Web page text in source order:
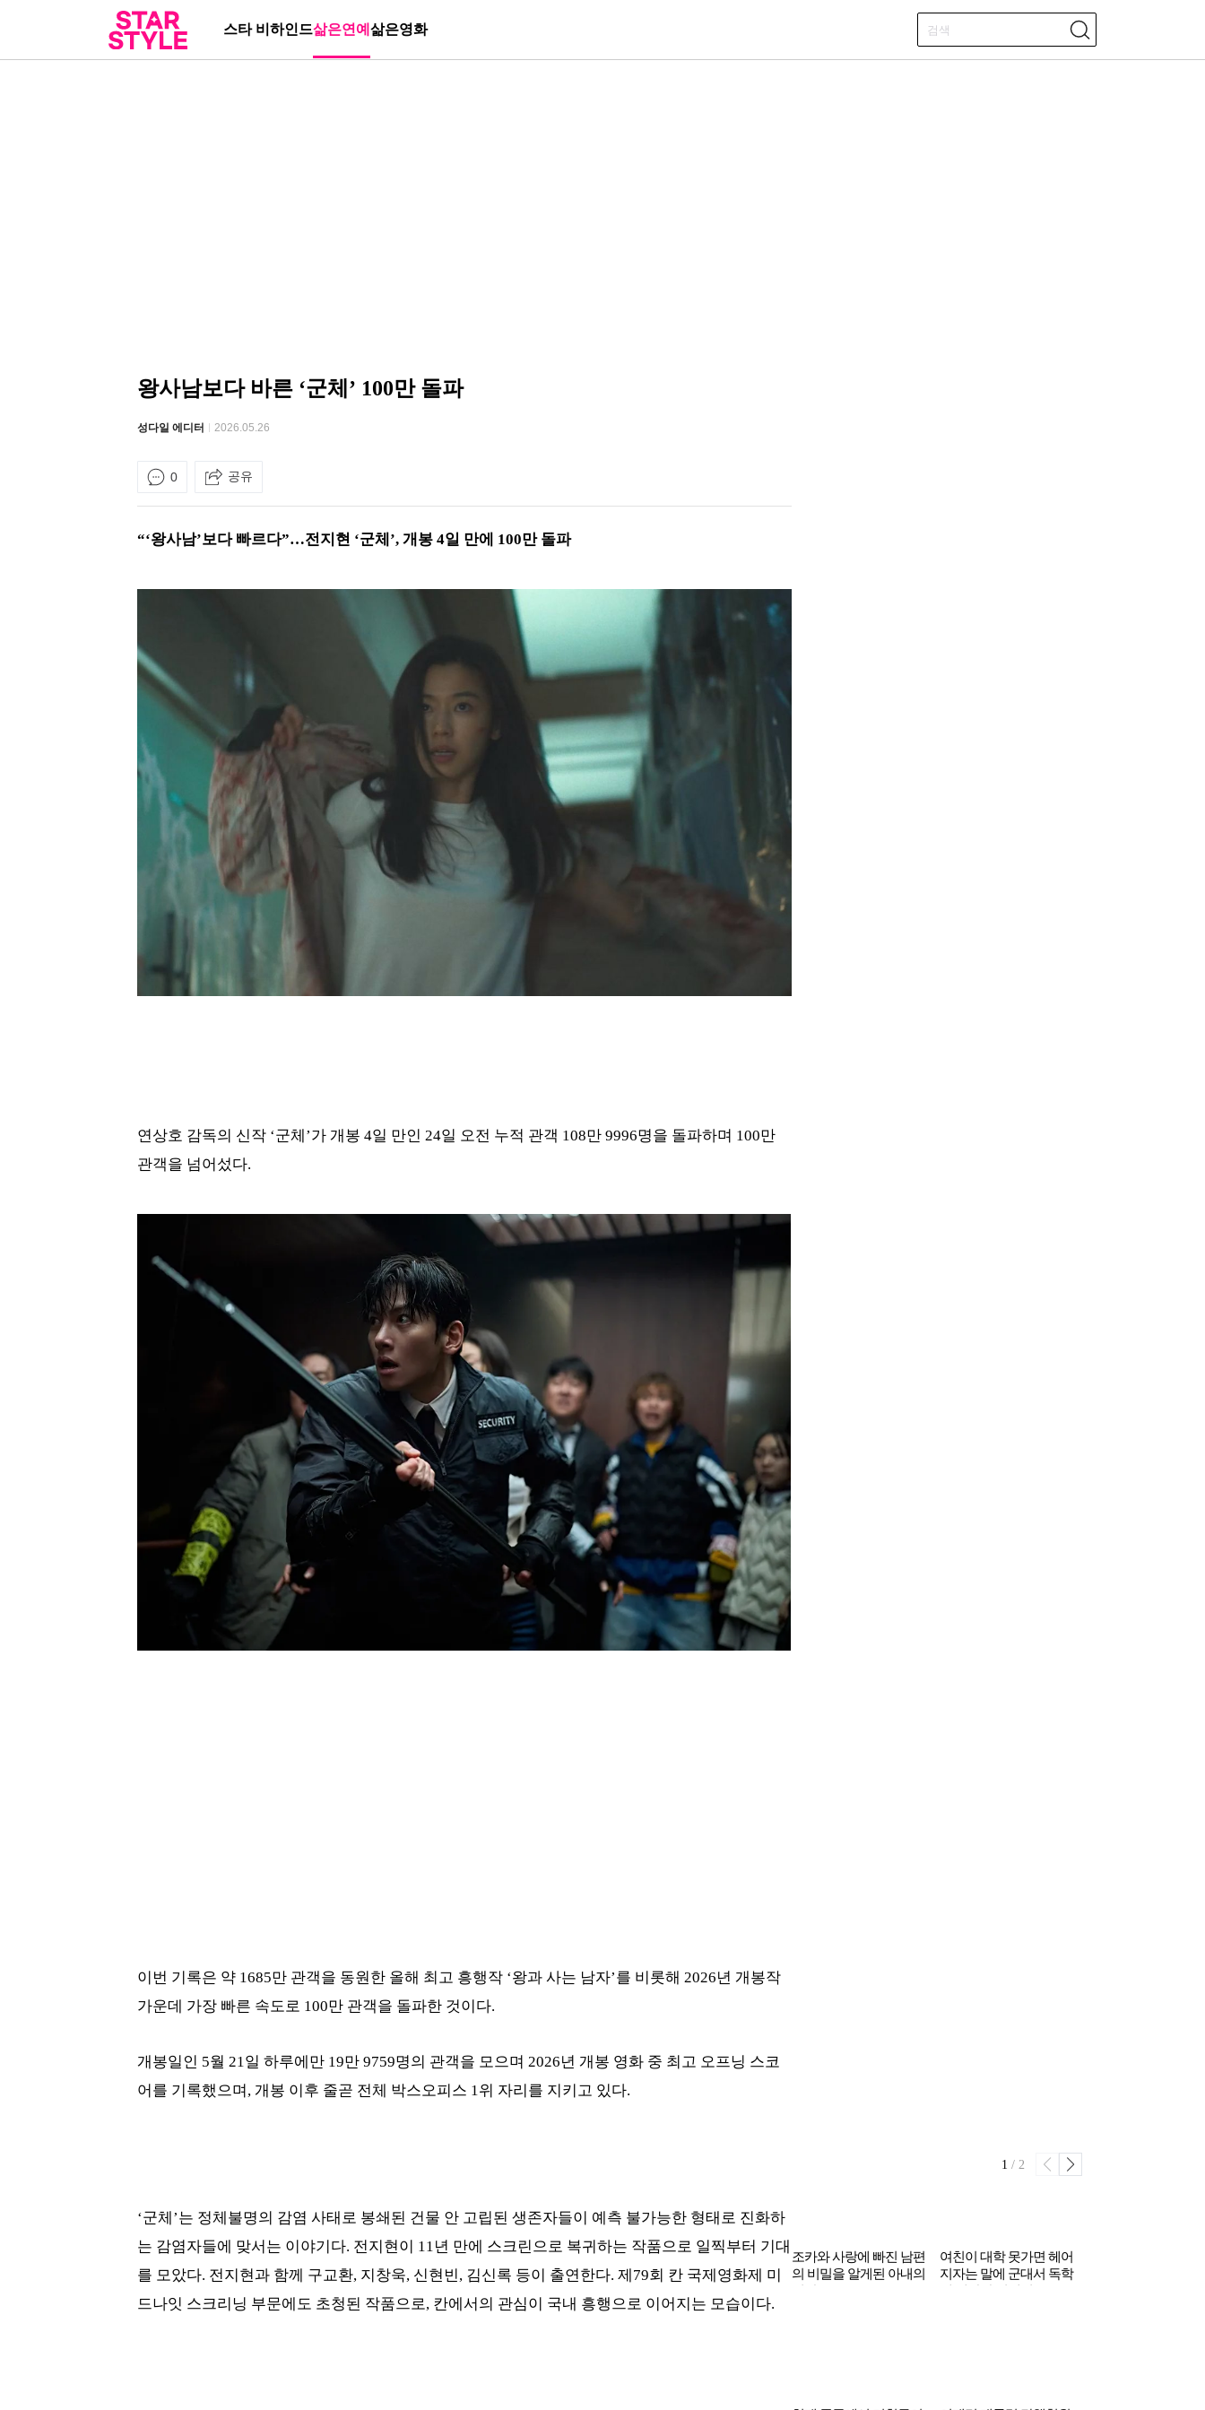
스타 비하인드삶은연예 삶은영화
왕사남보다 바른 ‘군체’ 100만 돌파
성다일 에디터 2026.05.26
0 공유
“‘왕사남’보다 빠르다”…전지현 ‘군체’, 개봉 4일 만에 100만 돌파
연상호 감독의 신작 ‘군체’가 개봉 4일 만인 24일 오전 누적 관객 108만 9996명을 돌파하며 100만
관객을 넘어섰다.
이번 기록은 약 1685만 관객을 동원한 올해 최고 흥행작 ‘왕과 사는 남자’를 비롯해 2026년 개봉작
가운데 가장 빠른 속도로 100만 관객을 돌파한 것이다.
개봉일인 5월 21일 하루에만 19만 9759명의 관객을 모으며 2026년 개봉 영화 중 최고 오프닝 스코
어를 기록했으며, 개봉 이후 줄곧 전체 박스오피스 1위 자리를 지키고 있다.
‘군체’는 정체불명의 감염 사태로 봉쇄된 건물 안 고립된 생존자들이 예측 불가능한 형태로 진화하
는 감염자들에 맞서는 이야기다. 전지현이 11년 만에 스크린으로 복귀하는 작품으로 일찍부터 기대
를 모았다. 전지현과 함께 구교환, 지창욱, 신현빈, 김신록 등이 출연한다. 제79회 칸 국제영화제 미
드나잇 스크리닝 부문에도 초청된 작품으로, 칸에서의 관심이 국내 흥행으로 이어지는 모습이다.
조카와 사랑에 빠진 남편
의 비밀을 알게된 아내의
결말
여친이 대학 못가면 헤어
지자는 말에 군대서 독학
1 / 2